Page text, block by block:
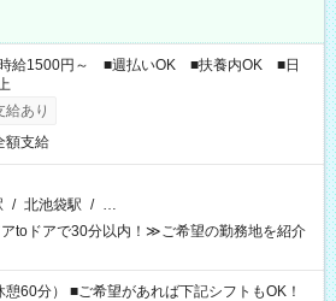
時給1500円～ ■週払いOK ■扶養内OK ■日
給あり
額支給
/ 北池袋駅 / …
toドアで30分以内！≫ご希望の勤務地を紹介
ば下記シフトもOK！